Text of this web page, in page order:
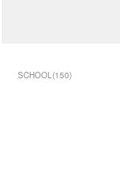
SCHOOL(150)